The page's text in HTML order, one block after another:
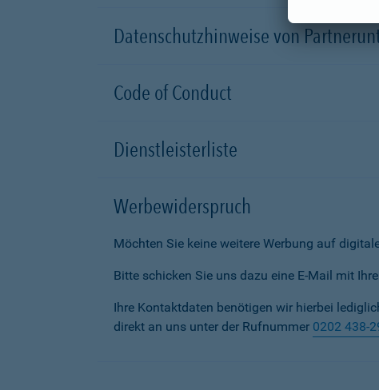
Datenschutzhinweise von
Code of Conduct
Dienstleisterliste
Werbewiderspruch
Möchten Sie keine weitere Werbung auf
Bitte schicken Sie uns dazu eine E-Mail mit
Ihre Kontaktdaten benötigen wir hierbei
direkt an uns unter der Rufnummer 0202 438-